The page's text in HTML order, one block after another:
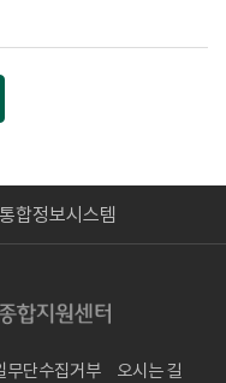
안양시어린이급식관리지원
무단수집거부 오시는 길